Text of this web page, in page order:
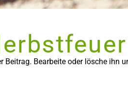
Beitrag. Bearbeite oder lösche ihn